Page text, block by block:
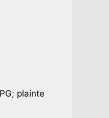
plainte